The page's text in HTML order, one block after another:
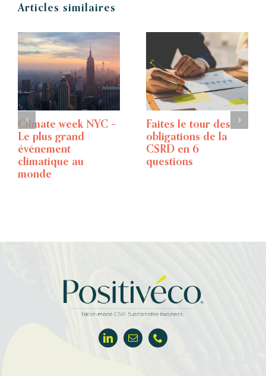
Articles similaires
Climate week NYC –
Le plus grand
événement
climatique au
monde
Faites le tour des
obligations de la
CSRD en 6
questions